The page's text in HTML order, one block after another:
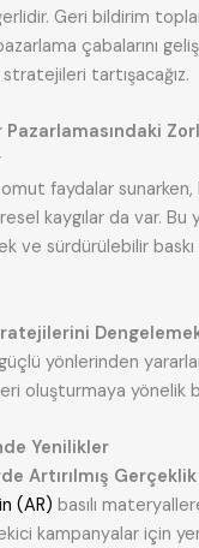
Geri bildirim
çabalarını
tartışacağız.
Pazarlamasındaki
faydalar sunarken,
kaygılar da var. Bu
ve sürdürülebilir baskı
yönlerinden
oluşturmaya yönelik
Yenilikler
Artırılmış Gerçeklik
(AR) basılı
kampanyalar için